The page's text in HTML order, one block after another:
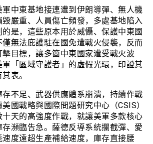
中東基地接連遭到伊朗導彈、無人機
嚴重、人員傷亡頻發，多處基地陷入
是，這些原本用於威懾、保護中東國
無法庇護駐在國免遭戰火侵襲，反而
目標，讓多箇中東國家遭受戰火波
「區域守護者」的虛假光環，印證其
表。
不足、武器供應體系崩潰，持續作戰
國戰略與國際問題研究中心（CSIS）
天的高強度作戰，就讓美軍多款核心
存瀕臨告急。薩德反導系統攔截彈、愛
速度遠超生產補給速度，庫存直接腰